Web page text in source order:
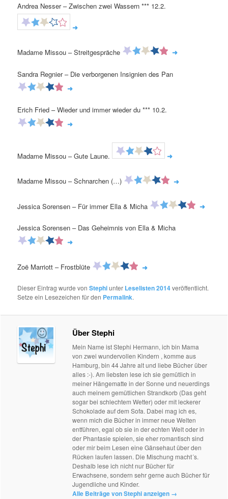
Andrea Nesser – Zwischen zwei Wassern *** 12.2.
➜
Madame Missou – Streitgespräche ➜
Sandra Regnier – Die verborgenen Insignien des Pan
➜
Erich Fried – Wieder und immer wieder du *** 10.2.
➜
Madame Missou – Gute Laune. ➜
Madame Missou – Schnarchen (…) ➜
Jessica Sorensen – Für immer Ella & Micha ➜
Jessica Sorensen – Das Geheimnis von Ella & Micha
➜
Zoë Marriott – Frostblüte ➜
Dieser Eintrag wurde vonStephiunter Leselisten 2014veröffentlicht.
Setze ein Lesezeichen für den Permalink.
Über Stephi
Mein Name ist Stephi Hermann, ich bin Mama
von zwei wundervollen Kindern , komme aus
Hamburg, bin 44 Jahre alt und liebe Bücher über
alles :-). Am liebsten lese ich sie gemütlich in
meiner Hängematte in der Sonne und neuerdings
auch meinem gemütlichen Strandkorb (Das geht
sogar bei schlechtem Wetter) oder mit leckerer
Schokolade auf dem Sofa. Dabei mag ich es,
wenn mich die Bücher in immer neue Welten
entführen, egal ob sie in der echten Welt oder in
der Phantasie spielen, sie eher romantisch sind
oder mir beim Lesen eine Gänsehaut über den
Rücken laufen lassen. Die Mischung macht´s.
Deshalb lese ich nicht nur Bücher für
Erwachsene, sondern sehr gerne auch Bücher für
Jugendliche und Kinder.
Alle Beiträge von Stephi anzeigen →